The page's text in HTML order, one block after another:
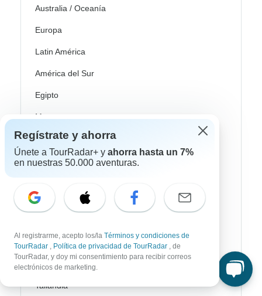
Australia / Oceanía
Europa
Latin América
América del Sur
Egipto
Marruecos
Sudáfrica
Bali
India
Nueva Zelanda
Sri Lanka
Tailandia
Regístrate y ahorra
Únete a TourRadar+ y ahorra hasta un 7%
en nuestras 50.000 aventuras.
Al registrarme, acepto los/la Términos y condiciones de
TourRadar , Política de privacidad de TourRadar , de
TourRadar, y doy mi consentimiento para recibir correos
electrónicos de marketing.